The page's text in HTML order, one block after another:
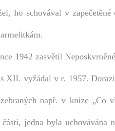
ho schovával v
1942 zasvětil
XII. vyžádal v r. 1957.
např. v knize „Co
jedna byla